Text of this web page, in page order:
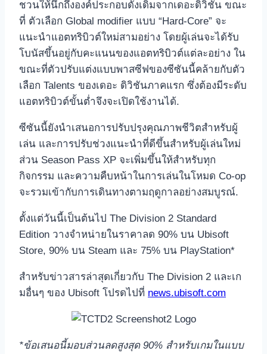
ชวนให้นึกถึงองค์ประกอบดั้งเดิมจากเดอะดิวิชัน ขณะ
ที่ ตัวเลือก Global modifier แบบ “Hard-Core” จะ
แนะนำแอตทริบิวต์ใหม่สามอย่าง โดยผู้เล่นจะได้รับ
โบนัสขึ้นอยู่กับคะแนนของแอตทริบิวต์แต่ละอย่าง ใน
ขณะที่ตัวปรับแต่งแบบพาสซีฟของซีซันนี้คล้ายกับตัว
เลือก Talents ของเดอะ ดิวิชันภาคแรก ซึ่งต้องมีระดับ
แอตทริบิวต์ขั้นต่ำจึงจะเปิดใช้งานได้.
ซีซันนี้ยังนำเสนอการปรับปรุงคุณภาพชีวิตสำหรับผู้
เล่น และการปรับช่วงแนะนำที่ดีขึ้นสำหรับผู้เล่นใหม่
ส่วน Season Pass XP จะเพิ่มขึ้นให้สำหรับทุก
กิจกรรม และความคืบหน้าในการเล่นในโหมด Co-op
จะรวมเข้ากับการเดินทางตามฤดูกาลอย่างสมบูรณ์.
ตั้งแต่วันนี้เป็นต้นไป The Division 2 Standard
Edition วางจำหน่ายในราคาลด 90% บน Ubisoft
Store, 90% บน Steam และ 75% บน PlayStation*
สำหรับข่าวสารล่าสุดเกี่ยวกับ The Division 2 และเก
มอื่นๆ ของ Ubisoft โปรดไปที่ news.ubisoft.com
*ข้อเสนอนี้มอบส่วนลดสูงสุด 90% สำหรับเกมในแบบ